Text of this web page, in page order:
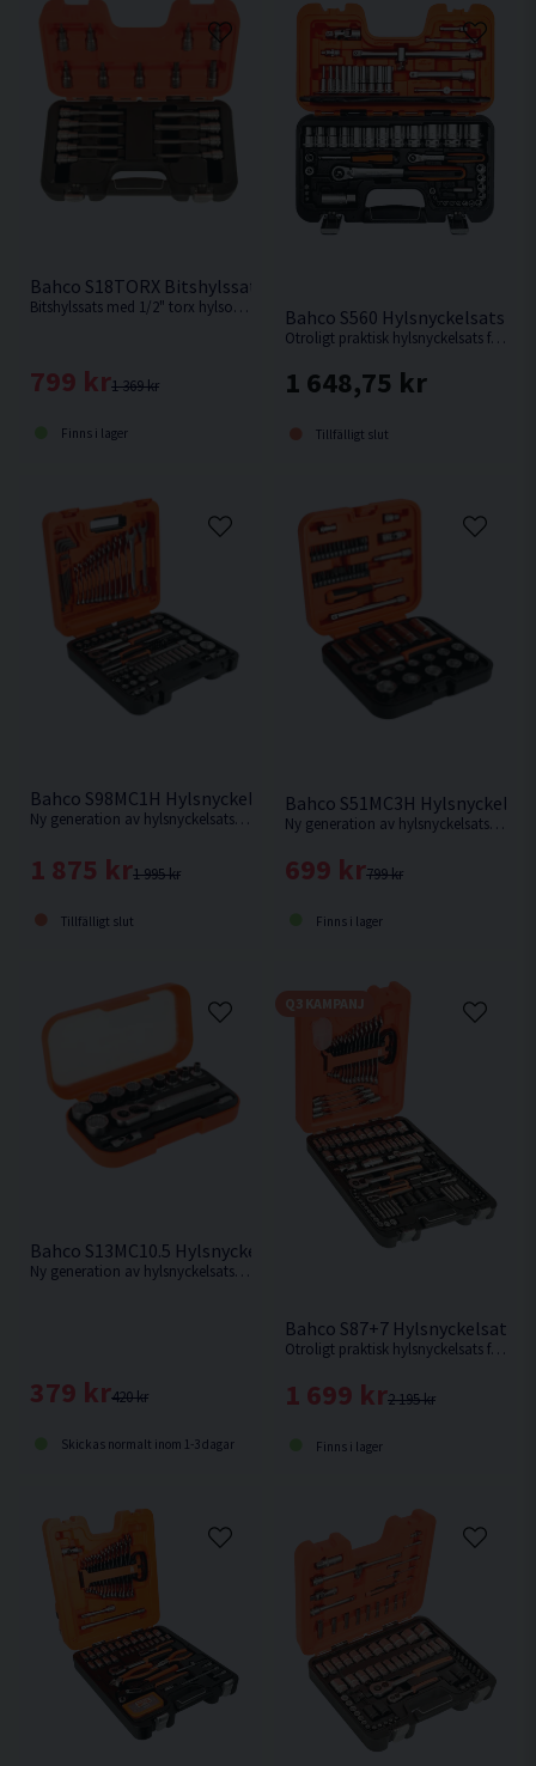
1 st bitshållare 1/4" x 1/4"
3 st 1/4" bits för spårskruv: 4, 5,5 och 7 mm
4 st 1/4" bits för Phillips®-skruv: PH1, PH2, PH3 och
PH4
6 st 1/4" bits för insexskruv: 3, 4, 5, 6, 7 och 8 mm
Bahco S18TORX Bitshylssats 1/2" Torx 18 delar
Bitshylssats med 1/2" torx hylsor från T20 till T60. Levereras i en slagtålig väska.
1 369 kr
799 kr
Finns i lager
Bahco S560 Hylsnyckelsats 1/
Otroligt praktisk hylsnyckelsats från Bahco med 56 delar. Levereras i en slagtålig väska.
1 648,75 kr
Tillfälligt slut
Bahco S98MC1H Hylsnyckelsats 1/4" & 1/2" 98 delar
Ny generation av hylsnyckelsats med axelrem från Bahco. Levereras i en slagtålig väska.
1 995 kr
1 875 kr
Tillfälligt slut
Bahco S51MC3H
Ny generation av hylsnyckelsats från Bahco. Levereras i en slagtålig väska.
799 kr
699 kr
Finns i lager
Bahco S13MC10.5 Hylsnyckelsats 1/4" 13 delar
Ny generation av hylsnyckelsats från Bahco. Levereras i en ask med genomskinligt lock.
420 kr
379 kr
Skickas normalt inom 1-3 dagar
Bahco S87+7 Hylsnyckelsats
Otroligt praktisk hylsnyckelsats från Bahco med hela 94 delar. Levereras i en slagtålig väska.
2 195 kr
1 699 kr
Finns i lager
Q3 KAMPANJ